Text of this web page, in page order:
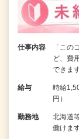
仕事内容
「この
ど、費
できま
給与
時給
円）
勤務地
北海道
働けま